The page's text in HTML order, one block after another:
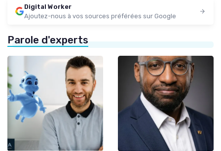
Digital Worker
Ajoutez-nous à vos sources préférées sur Google
Parole d'experts